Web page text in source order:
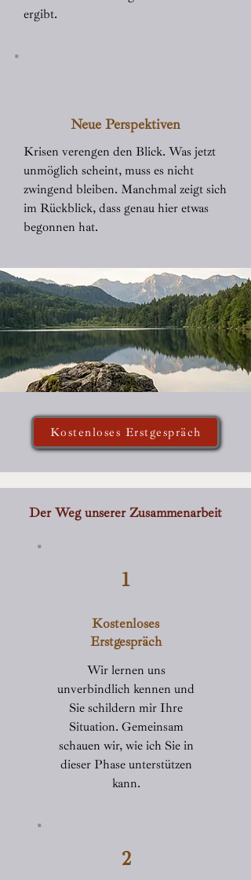
ergibt.
Neue Perspektiven
Krisen verengen den Blick. Was jetzt
unmöglich scheint, muss es nicht
zwingend bleiben. Manchmal zeigt sich
im Rückblick, dass genau hier etwas
begonnen hat.
Kostenloses Erstgespräch
Der Weg unserer Zusammenarbeit
1
Kostenloses
Erstgespräch
Wir lernen uns
unverbindlich kennen und
Sie schildern mir Ihre
Situation. Gemeinsam
schauen wir, wie ich Sie in
dieser Phase unterstützen
kann.
2